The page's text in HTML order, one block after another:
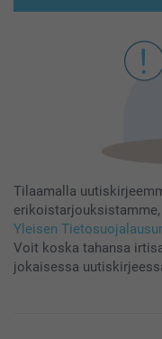
Tilaamalla
Yleisen
Voit koska tahansa
jokaisessa